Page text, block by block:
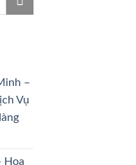
HOA KHAI
–
Vụ
Hoa